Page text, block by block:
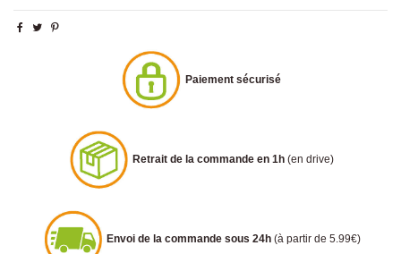
Paiement sécurisé
Retrait de la commande en 1h (en drive)
Envoi de la commande sous 24h (à partir de 5.99€)